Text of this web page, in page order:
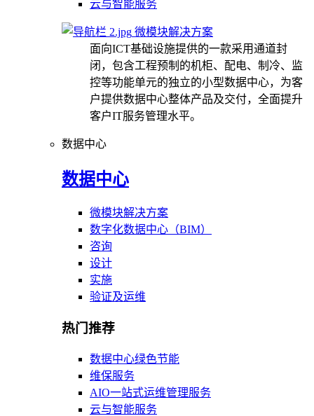
云与智能服务
微模块解决方案
面向ICT基础设施提供的一款采用通道封
闭，包含工程预制的机柜、配电、制冷、监
控等功能单元的独立的小型数据中心，为客
户提供数据中心整体产品及交付，全面提升
客户IT服务管理水平。
数据中心
数据中心
微模块解决方案
数字化数据中心（BIM）
咨询
设计
实施
验证及运维
热门推荐
数据中心绿色节能
维保服务
AIO一站式运维管理服务
云与智能服务